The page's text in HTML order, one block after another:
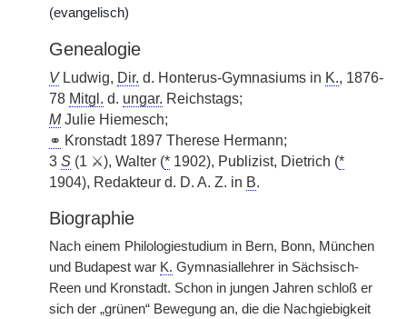
(evangelisch)
Genealogie
VLudwig, Dir. d. Honterus-Gymnasiums in K., 1876-
78 Mitgl. d. ungar. Reichstags;
MJulie Hiemesch;
⚭ Kronstadt 1897 Therese Hermann;
3 S (1 ⚔), Walter (* 1902), Publizist, Dietrich (*
1904), Redakteur d. D. A. Z. in B.
Biographie
Nach einem Philologiestudium in Bern, Bonn, München
und Budapest war K. Gymnasiallehrer in Sächsisch-
Reen und Kronstadt. Schon in jungen Jahren schloß er
sich der „grünen“ Bewegung an, die die Nachgiebigkeit